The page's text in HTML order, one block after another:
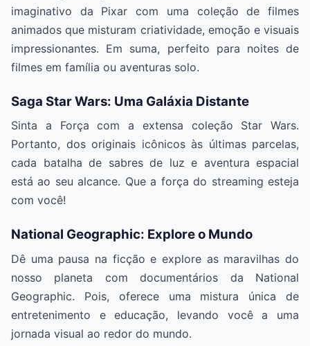
imaginativo da Pixar com uma coleção de filmes
animados que misturam criatividade, emoção e visuais
impressionantes. Em suma, perfeito para noites de
filmes em família ou aventuras solo.
Saga Star Wars: Uma Galáxia Distante
Sinta a Força com a extensa coleção Star Wars.
Portanto, dos originais icônicos às últimas parcelas,
cada batalha de sabres de luz e aventura espacial
está ao seu alcance. Que a força do streaming esteja
com você!
National Geographic: Explore o Mundo
Dê uma pausa na ficção e explore as maravilhas do
nosso planeta com documentários da National
Geographic. Pois, oferece uma mistura única de
entretenimento e educação, levando você a uma
jornada visual ao redor do mundo.